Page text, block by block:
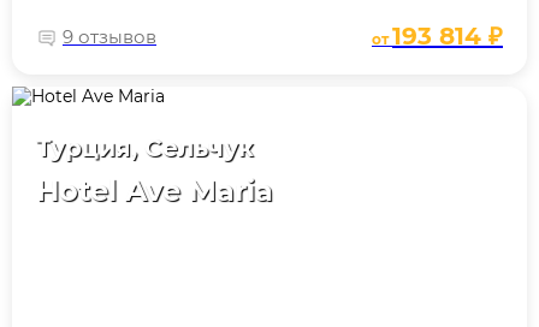
9 отзывов от193 814 ₽
Турция, Сельчук
Hotel Ave Maria